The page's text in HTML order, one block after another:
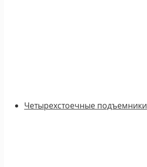
Четырехстоечные подъемники